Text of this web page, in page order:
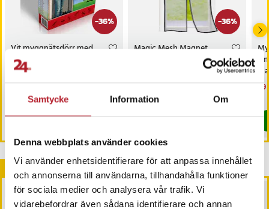
Samtycke Information Om
Denna webbplats använder cookies
Vi använder enhetsidentifierare för att anpassa innehållet
och annonserna till användarna, tillhandahålla funktioner
för sociala medier och analysera vår trafik. Vi
vidarebefordrar även sådana identifierare och annan
-36%
Vit myggnätsdörr med
extra starka magneter -
Magic Mesh
199 krTidigare pris
I lager, levereras inom 1-2 vardagar
-36%
Magic Mesh Magnet
insektsnät för dörr Mörk
Grå - Extra stark magnet
199 krTidigare pris 309 kr
Sista exemplaret
Andra köpte också
BÄSTSÄLJARE